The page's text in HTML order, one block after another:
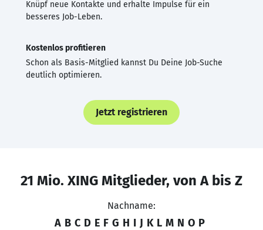
Knüpf neue Kontakte und erhalte Impulse für ein
besseres Job-Leben.
Kostenlos profitieren
Schon als Basis-Mitglied kannst Du Deine Job-Suche
deutlich optimieren.
Jetzt registrieren
21 Mio. XING Mitglieder, von A bis Z
Nachname:
A B C D E F G H I J K L M N O P